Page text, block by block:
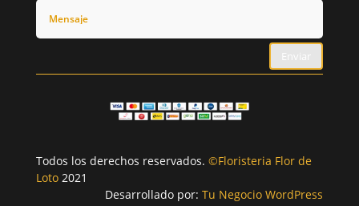
Enviar
Todos los derechos reservados. ©Floristeria Flor de
Loto2021
Desarrollado por:Tu Negocio WordPress